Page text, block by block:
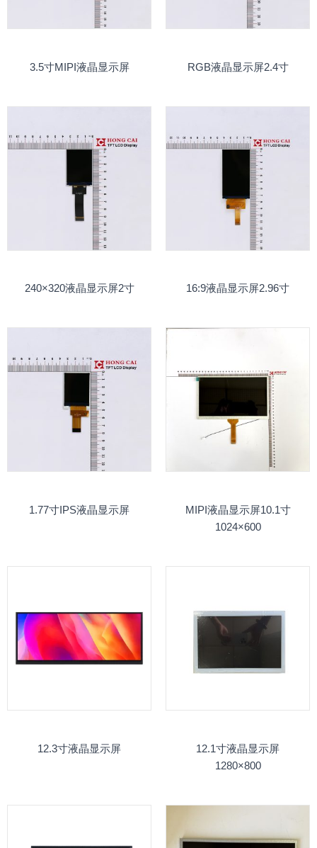
3.5寸MIPI液晶显示屏 RGB液晶显示屏2.4寸
240×320液晶显示屏2寸 16:9液晶显示屏2.96寸
1.77寸IPS液晶显示屏
MIPI液晶显示屏10.1寸
1024×600
12.3寸液晶显示屏
12.1寸液晶显示屏
1280×800